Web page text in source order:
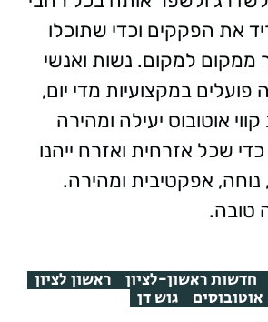
את הפקקים וכדי שתוכלו
ממקום למקום. נשות ואנשי
במקצועיות מדי יום,
אוטובוס יעילה ומהירה
שכל אזרחית ואזרח ייהנו
אפקטיבית ומהירה.
טובה.
חדשות ראשון-לציון ראשון לציון
אוטובוסים גוש דן